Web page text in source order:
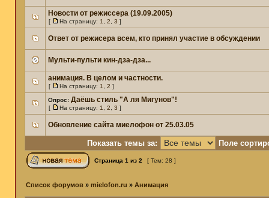
Новости от режиссера (19.09.2005)
[ На страницу: 1 2 3 ]
Ответ от режисера всем, кто принял участие в обсуждении
Мульти-пульти кин-дза-дза...
анимация. В целом и частности.
[ На страницу: 1 2 ]
Опрос: Даёшь стиль "А ля Мигунов"!
[ На страницу: 1 2 3 ]
Обновление сайта миелофон от 25.03.05
Показать темы за: Поле
Страница 1 из 2 [ Тем: 28 ]
Список форумов » mielofon.ru » Анимация